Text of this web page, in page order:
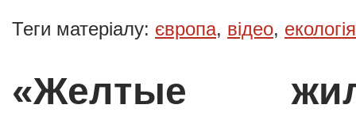
Теги матеріалу: європа, відео, екологія
«Желтые